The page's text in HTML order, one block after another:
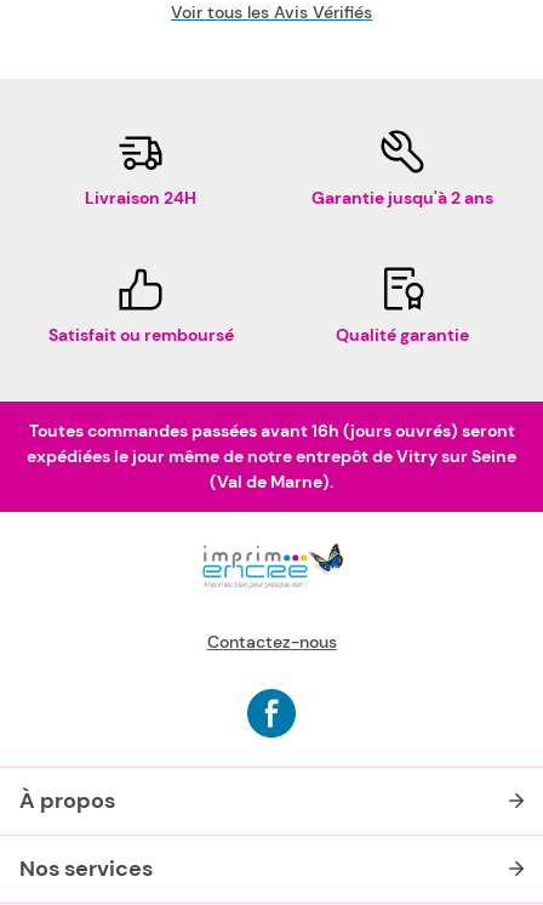
Voir tous les Avis Vérifiés
Livraison 24H Garantie jusqu'à 2 ans
Satisfait ou remboursé Qualité garantie
Toutes commandes passées avant 16h (jours ouvrés) seront
expédiées le jour même de notre entrepôt de Vitry sur Seine
(Val de Marne).
Contactez-nous
À propos
Nos services